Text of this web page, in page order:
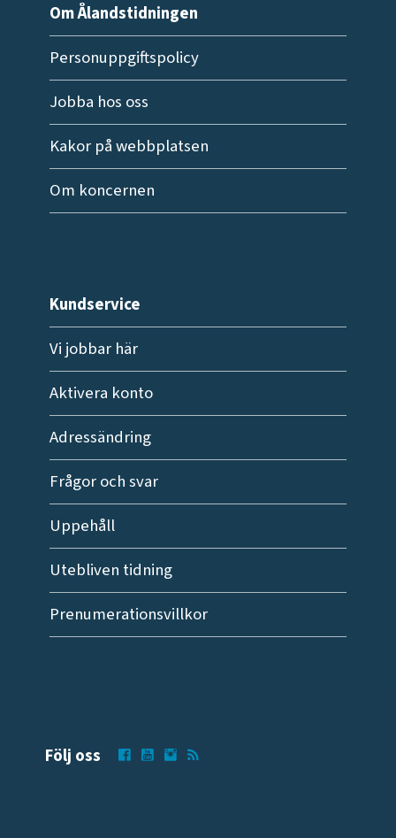
Om Ålandstidningen
Personuppgiftspolicy
Jobba hos oss
Kakor på webbplatsen
Om koncernen
Kundservice
Vi jobbar här
Aktivera konto
Adressändring
Frågor och svar
Uppehåll
Utebliven tidning
Prenumerationsvillkor
Följ oss